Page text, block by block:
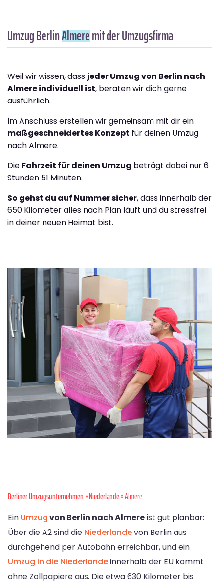
Umzug BerlinAlmeremit der Umzugsfirma
Weil wir wissen, dass jeder Umzug von Berlin nach
Almere individuell ist, beraten wir dich gerne
ausführlich.
Im Anschluss erstellen wir gemeinsam mit dir ein
maßgeschneidertes Konzept für deinen Umzug
nach Almere.
Die Fahrzeit für deinen Umzug beträgt dabei nur 6
Stunden 51 Minuten.
So gehst du auf Nummer sicher, dass innerhalb der
650 Kilometer alles nach Plan läuft und du stressfrei
in deiner neuen Heimat bist.
Berliner Umzugsunternehmen»Niederlande» Almere
Ein Umzugvon Berlin nach Almereist gut planbar:
Über die A2 sind die Niederlandevon Berlin aus
durchgehend per Autobahn erreichbar, und ein
Umzug in die Niederlandeinnerhalb der EU kommt
ohne Zollpapiere aus. Die etwa 630 Kilometer bis